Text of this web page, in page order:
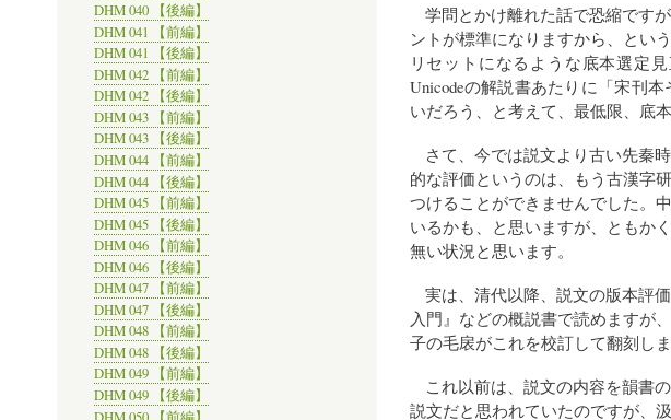
学問とかけ離れた話で恐縮です
ントが標準になりますから、とい
リセットになるような底本選定
Unicodeの解説書あたりに「宋刊
いだろう、と考えて、最低限、底
さて、今では説文より古い先秦
的な評価というのは、もう古漢字
つけることができませんでした。
いるかも、と思いますが、ともか
無い状況と思います。
実は、清代以降、説文の版本評
入門』などの概説書で読めますが
子の毛扆がこれを校訂して翻刻しま
これ以前は、説文の内容を韻書
説文だと思われていたのですが、
DHM 040 【後編】
DHM 041 【前編】
DHM 041 【後編】
DHM 042 【前編】
DHM 042 【後編】
DHM 043 【前編】
DHM 043 【後編】
DHM 044 【前編】
DHM 044 【後編】
DHM 045 【前編】
DHM 045 【後編】
DHM 046 【前編】
DHM 046 【後編】
DHM 047 【前編】
DHM 047 【後編】
DHM 048 【前編】
DHM 048 【後編】
DHM 049 【前編】
DHM 049 【後編】